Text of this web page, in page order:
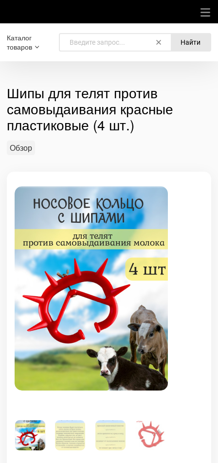
Каталог
товаров
Найти
Шипы для телят против
самовыдаивания красные
пластиковые (4 шт.)
Обзор